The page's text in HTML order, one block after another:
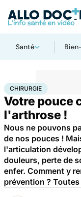
Santé
AccueilSanté Maladies
CHIRURGIE
Votre pouce
l'arthrose !
Nous ne pouvons
de nos pouces !
l'articulation
douleurs, perte de
enfer. Comment y
prévention ?